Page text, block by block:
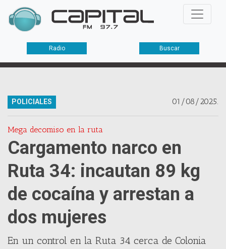
Radio Buscar
01/08/2025.
POLICIALES
Mega decomiso en la ruta
Cargamento narco en
Ruta 34: incautan 89 kg
de cocaína y arrestan a
dos mujeres
En un control en la Ruta 34 cerca de Colonia